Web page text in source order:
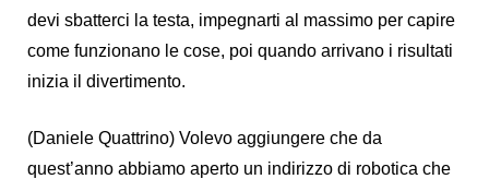
devi sbatterci la testa, impegnarti al massimo per capire
come funzionano le cose, poi quando arrivano i risultati
inizia il divertimento.
(Daniele Quattrino) Volevo aggiungere che da
quest’anno abbiamo aperto un indirizzo di robotica che